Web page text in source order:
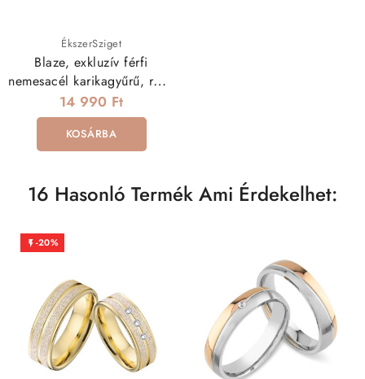
ÉkszerSziget
Blaze, exkluzív férfi
nemesacél karikagyűrű, rozé
arany sávval
14 990 Ft
KOSÁRBA
16 Hasonló Termék Ami Érdekelhet:
 -20%